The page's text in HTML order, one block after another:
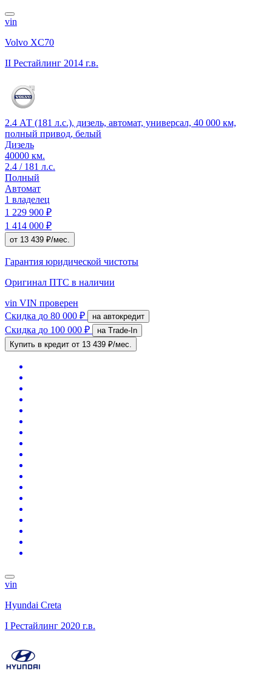
vin
Volvo XC70
II Рестайлинг 2014 г.в.
2.4 АТ (181 л.с.), дизель, автомат, универсал, 40 000 км,
полный привод, белый
Дизель
40000 км.
2.4 / 181 л.с.
Полный
Автомат
1 владелец
1 229 900 ₽
1 414 000 ₽
от 13 439 ₽/мес.
Гарантия юридической чистоты
Оригинал ПТС в наличии
vin VIN проверен
Скидка до 80 000 ₽ на автокредит
Скидка до 100 000 ₽
на Trade-In
Купить в кредит от 13 439 ₽/мес.
vin
Hyundai Creta
I Рестайлинг 2020 г.в.